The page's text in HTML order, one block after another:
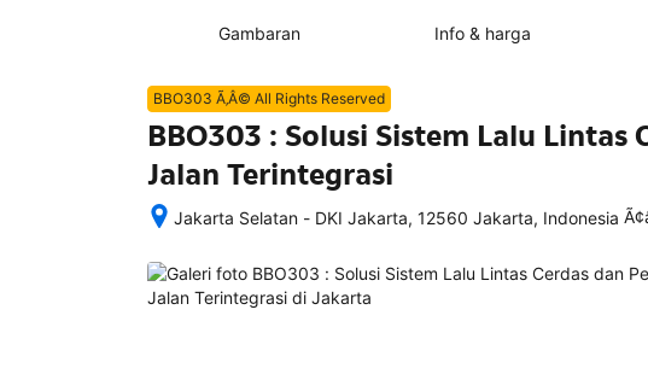
Gambaran Info & harga
BBO303 Ã‚Â© All Rights Reserved
BBO303 : Solusi Sistem Lalu
Jalan Terintegrasi
Jakarta Selatan - DKI Jakarta, 12560 Jakarta, Indonesia
memesan,
semua